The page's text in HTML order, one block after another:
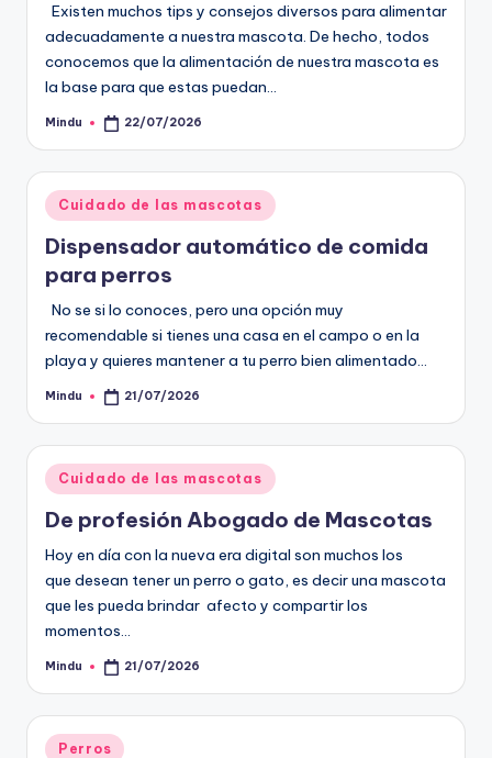
Existen muchos tips y consejos diversos para alimentar
adecuadamente a nuestra mascota. De hecho, todos
conocemos que la alimentación de nuestra mascota es
la base para que estas puedan…
Publicado
Mindu 22/07/2026
Publicado
en
Cuidado de las mascotas
Dispensador automático de comida
para perros
No se si lo conoces, pero una opción muy
recomendable si tienes una casa en el campo o en la
playa y quieres mantener a tu perro bien alimentado…
Publicado
Mindu 21/07/2026
Publicado
en
Cuidado de las mascotas
De profesión Abogado de Mascotas
Hoy en día con la nueva era digital son muchos los
que desean tener un perro o gato, es decir una mascota
que les pueda brindar afecto y compartir los
momentos…
Publicado
Mindu 21/07/2026
Publicado
Perros